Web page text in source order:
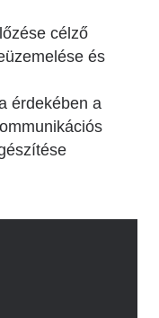
célző
és
érdekében a